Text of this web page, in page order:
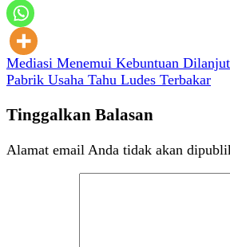
Navigasi
pos
Mediasi Menemui Kebuntuan
Pabrik Usaha Tahu Ludes Terbakar
Tinggalkan Balasan
Alamat email Anda tidak akan